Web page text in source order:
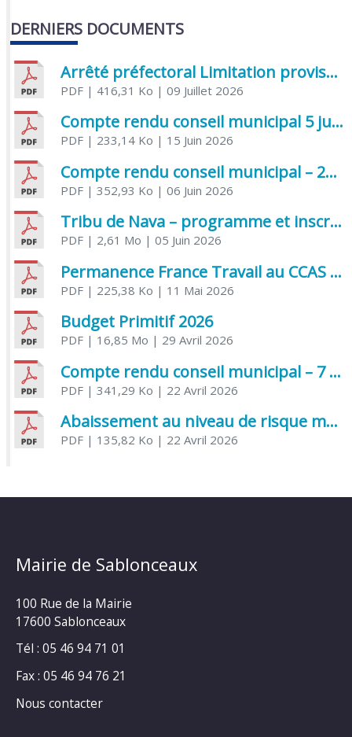
DERNIERS DOCUMENTS
Arrêté préfectoral Limitation provisoire des usages de l’eau
PDF| 416,31 Ko | 09 Juillet 2026
Compte rendu conseil municipal 5 juin 2026 sénatoriale
PDF| 233,14 Ko | 15 Juin 2026
Compte rendu conseil municipal – 21 avril 2026
PDF| 352,93 Ko | 06 Juin 2026
Tribu de Nava – programme et inscriptions été 2026
PDF| 2,61 Mo | 05 Juin 2026
Permanence France Travail au CCAS de Saujon Juin 2026
PDF| 225,38 Ko | 11 Mai 2026
Budget Primitif 2026
PDF| 16,85 Mo | 29 Avril 2026
Compte rendu conseil municipal – 7 avril 2026
PDF| 341,29 Ko | 22 Avril 2026
Abaissement au niveau de risque modéré de l’Influenza aviaire
PDF| 135,82 Ko | 22 Avril 2026
Mairie de Sablonceaux
100 Rue de la Mairie
17600 Sablonceaux
Tél : 05 46 94 71 01
Fax : 05 46 94 76 21
Nous contacter